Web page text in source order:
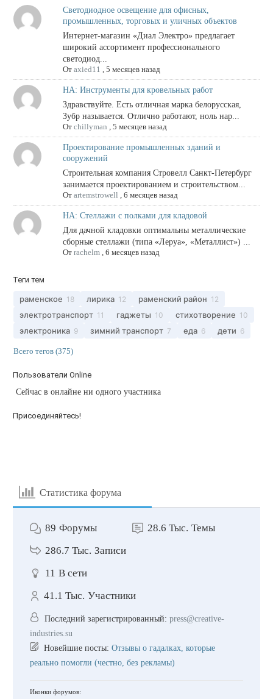
Светодиодное освещение для офисных,
промышленных, торговых и уличных объектов
Интернет-магазин «Диал Электро» предлагает
широкий ассортимент профессионального
светодиод...
От axied11 , 5 месяцев назад
НА: Инструменты для кровельных работ
Здравствуйте. Есть отличная марка белорусская,
Зубр называется. Отлично работают, ноль нар...
От chillyman , 5 месяцев назад
Проектирование промышленных зданий и
сооружений
Строительная компания Стровелл Санкт-Петербург
занимается проектированием и строительством...
От artemstrowell , 6 месяцев назад
НА: Стеллажи с полками для кладовой
Для дачной кладовки оптимальны металлические
сборные стеллажи (типа «Леруа», «Металлист») ...
От rachelm, 6 месяцев назад
Теги тем
раменское 18 лирика 12 раменский район 12
электротранспорт 11 гаджеты 10 стихотворение 10
электроника 9 зимний транспорт 7 еда 6 дети 6
Всего тегов (375)
Пользователи Online
Сейчас в онлайне ни одного участника
Присоединяйтесь!
Статистика форума
89 Форумы 28.6 Тыс. Темы
286.7 Тыс. Записи
11 В сети
41.1 Тыс. Участники
Последний зарегистрированный: press@creative-
industries.su
Новейшие посты: Отзывы о гадалках, которые
реально помогли (честно, без рекламы)
Иконки форумов: